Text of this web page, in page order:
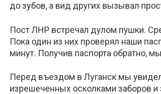
до зубов, а вид других вызывал
Пост ЛНР встречал дулом пушки.
Пока один из них проверял наши
минут. Получив паспорта обратно,
Перед въездом в Луганск мы
изрешеченных осколками заборов и